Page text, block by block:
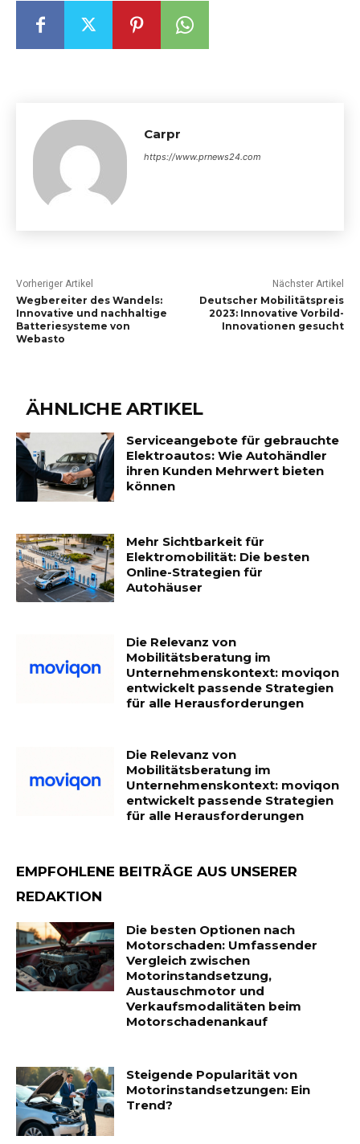
Carpr
https://www.prnews24.com
Vorheriger Artikel
Wegbereiter des Wandels:
Innovative und nachhaltige
Batteriesysteme von
Webasto
Nächster Artikel
Deutscher Mobilitätspreis
2023: Innovative Vorbild-
Innovationen gesucht
ÄHNLICHE ARTIKEL
Serviceangebote für gebrauchte
Elektroautos: Wie Autohändler
ihren Kunden Mehrwert bieten
können
Mehr Sichtbarkeit für
Elektromobilität: Die besten
Online-Strategien für
Autohäuser
Die Relevanz von
Mobilitätsberatung im
Unternehmenskontext: moviqon
entwickelt passende Strategien
für alle Herausforderungen
Die Relevanz von
Mobilitätsberatung im
Unternehmenskontext: moviqon
entwickelt passende Strategien
für alle Herausforderungen
EMPFOHLENE BEITRÄGE AUS UNSERER
REDAKTION
Die besten Optionen nach
Motorschaden: Umfassender
Vergleich zwischen
Motorinstandsetzung,
Austauschmotor und
Verkaufsmodalitäten beim
Motorschadenankauf
Steigende Popularität von
Motorinstandsetzungen: Ein
Trend?